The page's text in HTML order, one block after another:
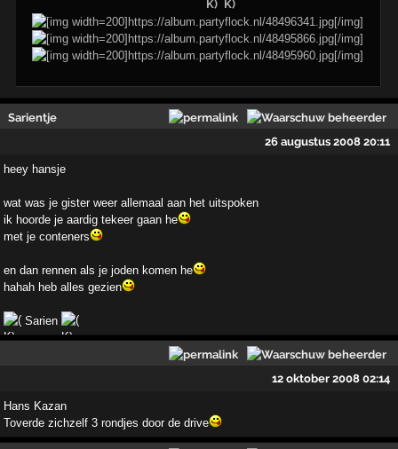
Sarientje
26 augustus 2008 20:11
heey hansje
wat was je gister weer allemaal aan het uitspoken
ik hoorde je aardig tekeer gaan he
met je conteners
en dan rennen als je joden komen he
hahah heb alles gezien
Sarien
12 oktober 2008 02:14
Hans Kazan
Toverde zichzelf 3 rondjes door de drive